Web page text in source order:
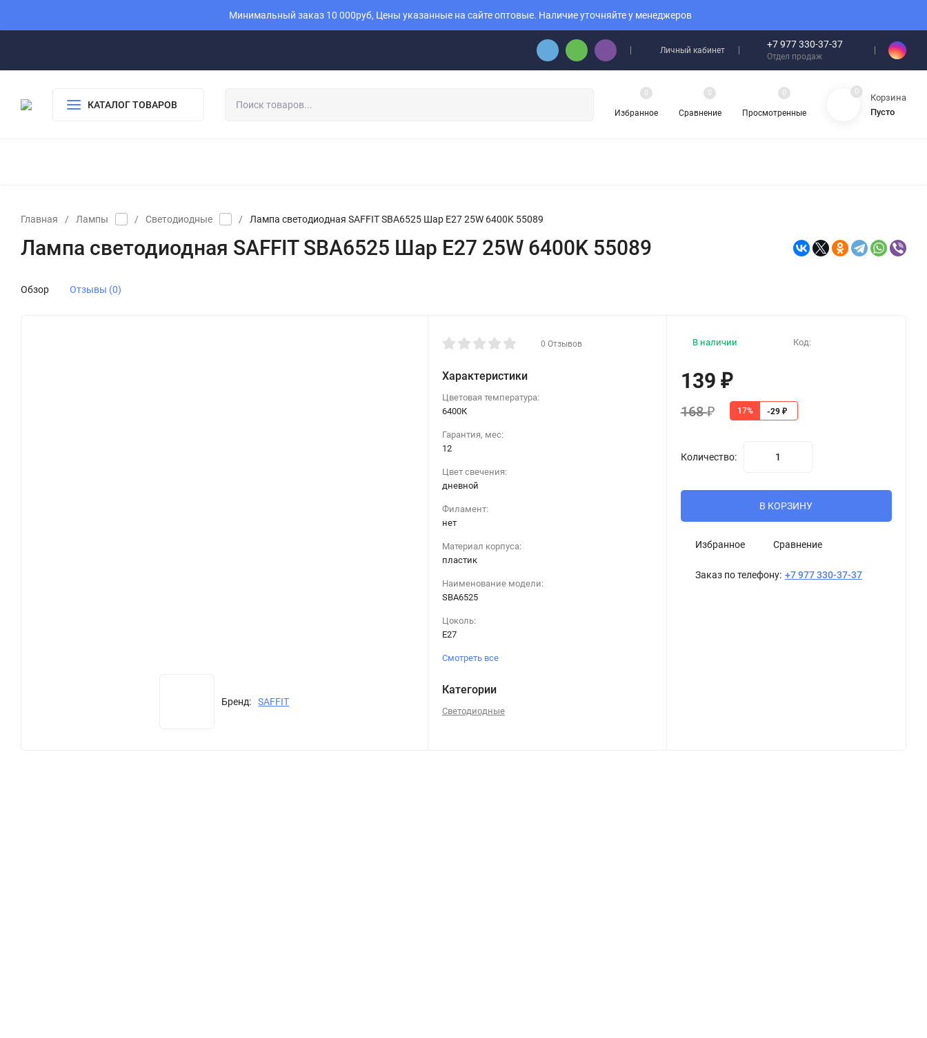
Минимальный заказ 10 000руб, Цены указанные на сайте оптовые. Наличие уточняйте у менеджеров
Личный кабинет
+7 977 330-37-37
Отдел продаж
КАТАЛОГ ТОВАРОВ
Избранное
0
Сравнение
0
Просмотренные
0 0
Корзина
Пусто
Главная / Лампы / Светодиодные / Лампа светодиодная SAFFIT SBA6525 Шар E27 25W 6400K 55089
Лампа светодиодная SAFFIT SBA6525 Шар E27 25W 6400K 55089
Обзор Отзывы (0)
Бренд: SAFFIT
0 Отзывов
Характеристики
Цветовая температура:
6400К
Гарантия, мес:
12
Цвет свечения:
дневной
Филамент:
нет
Материал корпуса:
пластик
Наименование модели:
SBA6525
Цоколь:
E27
Смотреть все
Категории
Светодиодные
В наличии Код:
139 ₽
168₽ 17% -29 ₽
Количество:
В КОРЗИНУ
Избранное Сравнение
Заказ по телефону: +7 977 330-37-37